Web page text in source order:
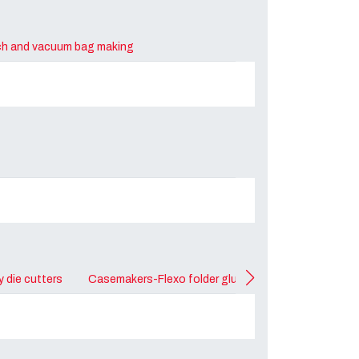
and vacuum bag making
die cutters Casemakers-Flexo folder gluers